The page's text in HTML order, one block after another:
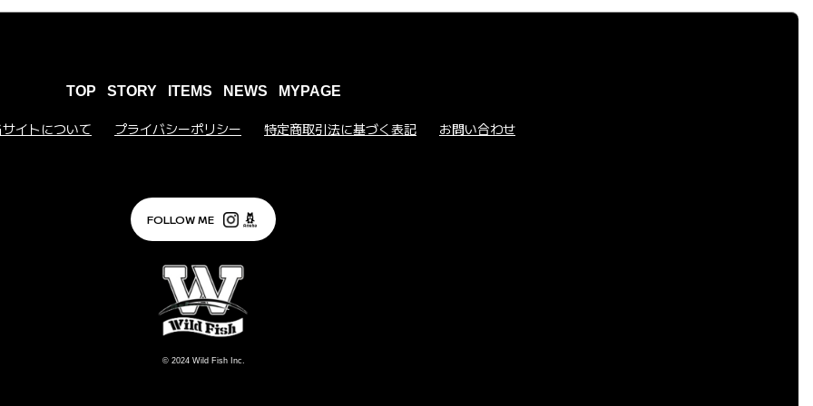
TOP STORY ITEMS NEWS MYPAGE
サイトについて プライバシーポリシー 特定商取引法に基づく表記 お問い合わせ
FOLLOW ME
© 2024 Wild Fish Inc.